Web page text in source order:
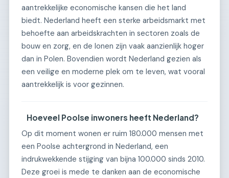
aantrekkelijke economische kansen die het land
biedt. Nederland heeft een sterke arbeidsmarkt met
behoefte aan arbeidskrachten in sectoren zoals de
bouw en zorg, en de lonen zijn vaak aanzienlijk hoger
dan in Polen. Bovendien wordt Nederland gezien als
een veilige en moderne plek om te leven, wat vooral
aantrekkelijk is voor gezinnen.
Hoeveel Poolse inwoners heeft Nederland?
Op dit moment wonen er ruim 180.000 mensen met
een Poolse achtergrond in Nederland, een
indrukwekkende stijging van bijna 100.000 sinds 2010.
Deze groei is mede te danken aan de economische